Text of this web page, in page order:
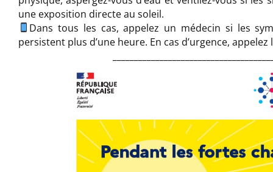
une exposition directe au soleil.
Dans tous les cas, appelez un médecin si les
persistent plus d’une heure. En cas d’urgence, appelez